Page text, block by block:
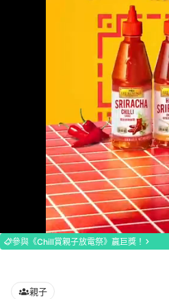
Loaded:
100.00%
參與《Chill賞親子放電祭》贏巨獎！
親子